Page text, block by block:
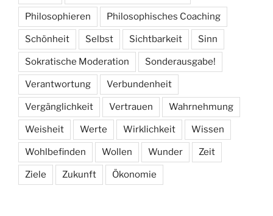
Philosophieren Philosophisches Coaching
Schönheit Selbst Sichtbarkeit Sinn
Sokratische Moderation Sonderausgabe!
Verantwortung Verbundenheit
Vergänglichkeit Vertrauen Wahrnehmung
Weisheit Werte Wirklichkeit Wissen
Wohlbefinden Wollen Wunder Zeit
Ziele Zukunft Ökonomie